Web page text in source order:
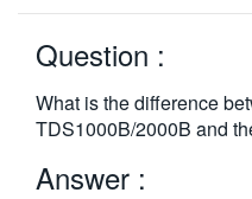
한국어
繁體中文
Question :
What is the difference
TDS1000B/2000B and
Answer :